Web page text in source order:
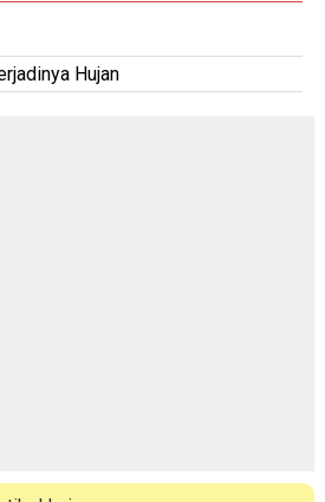
Hujan